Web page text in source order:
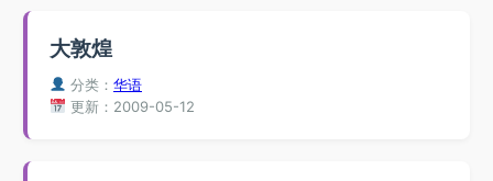
大敦煌
分类：华语
更新：2009-05-12